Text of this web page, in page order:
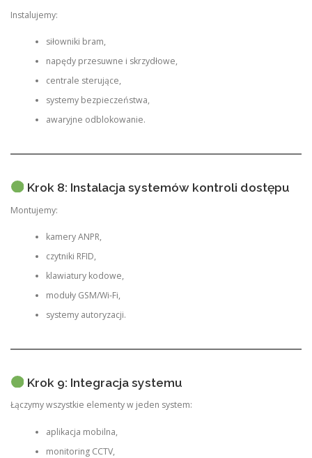
Instalujemy:
siłowniki bram,
napędy przesuwne i skrzydłowe,
centrale sterujące,
systemy bezpieczeństwa,
awaryjne odblokowanie.
Krok 8: Instalacja systemów kontroli dostępu
Montujemy:
kamery ANPR,
czytniki RFID,
klawiatury kodowe,
moduły GSM/Wi-Fi,
systemy autoryzacji.
Krok 9: Integracja systemu
Łączymy wszystkie elementy w jeden system:
aplikacja mobilna,
monitoring CCTV,